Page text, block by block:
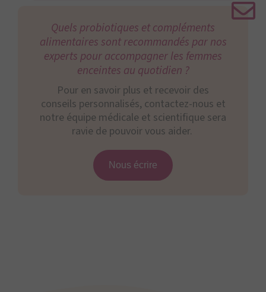
Quels probiotiques et compléments
alimentaires sont recommandés par nos
experts pour accompagner les femmes
enceintes au quotidien ?
Pour en savoir plus et recevoir des
conseils personnalisés, contactez-nous et
notre équipe médicale et scientifique sera
ravie de pouvoir vous aider.
Nous écrire